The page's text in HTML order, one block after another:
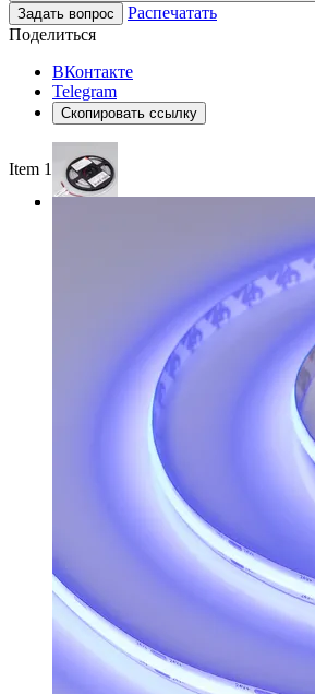
Задать вопрос
Распечатать
Поделиться
ВКонтакте
Telegram
Скопировать ссылку
Item 1 of 3